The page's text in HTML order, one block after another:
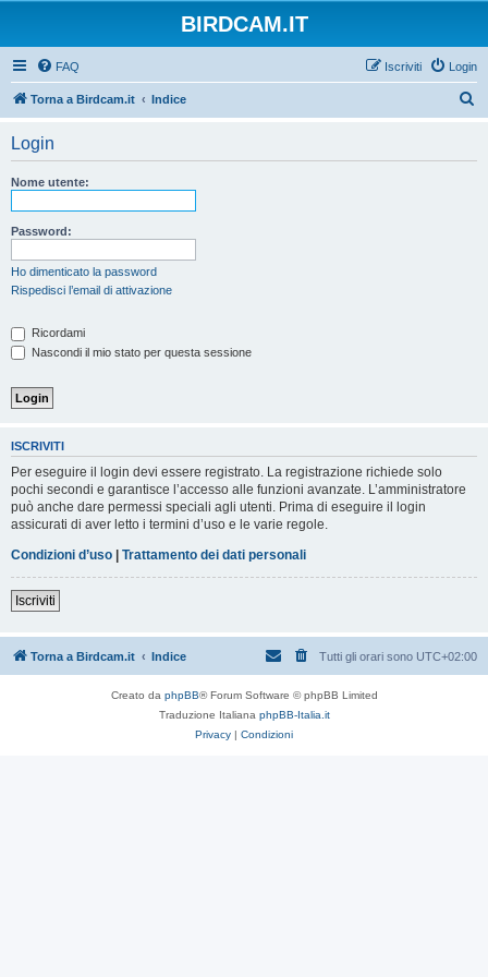
BIRDCAM.IT
FAQ Login
Iscriviti
Torna a Birdcam.it Indice
Login
Nome utente:
Password:
Ho dimenticato la password
Rispedisci l’email di attivazione
Ricordami
Nascondi il mio stato per questa sessione
ISCRIVITI
Per eseguire il login devi essere registrato. La registrazione richiede solo
pochi secondi e garantisce l’accesso alle funzioni avanzate. L’amministratore
può anche dare permessi speciali agli utenti. Prima di eseguire il login
assicurati di aver letto i termini d’uso e le varie regole.
Condizioni d’uso | Trattamento dei dati personali
Iscriviti
Torna a Birdcam.it Indice Tutti gli orari sono UTC+02:00
Creato da phpBB® Forum Software © phpBB Limited
Traduzione Italiana phpBB-Italia.it
Privacy | Condizioni